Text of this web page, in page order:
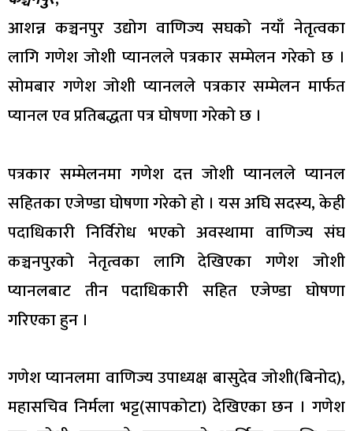
आशन्न कञ्चनपुर उद्योग वाणिज्य सघको नयाँ नेतृत्वका
लागि गणेश जोशी प्यानलले पत्रकार सम्मेलन गरेको छ ।
सोमबार गणेश जोशी प्यानलले पत्रकार सम्मेलन मार्फत
प्यानल एव प्रतिबद्धता पत्र घोषणा गरेको छ ।
पत्रकार सम्मेलनमा गणेश दत्त जोशी प्यानलले प्यानल
सहितका एजेण्डा घोषणा गरेको हो । यस अघि सदस्य, केही
पदाधिकारी निर्विरोध भएको अवस्थामा वाणिज्य संघ
कञ्चनपुरको नेतृत्वका लागि देखिएका गणेश जोशी
प्यानलबाट तीन पदाधिकारी सहित एजेण्डा घोषणा
गरिएका हुन ।
गणेश प्यानलमा वाणिज्य उपाध्यक्ष बासुदेव जोशी(बिनोद),
महासचिव निर्मला भट्ट(सापकोटा) देखिएका छन । गणेश